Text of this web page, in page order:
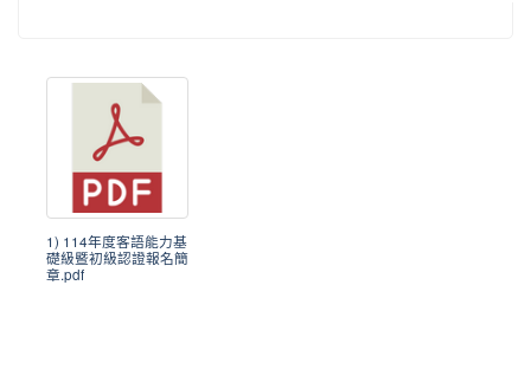
1) 114年度客語能力基
礎級暨初級認證報名簡
章.pdf